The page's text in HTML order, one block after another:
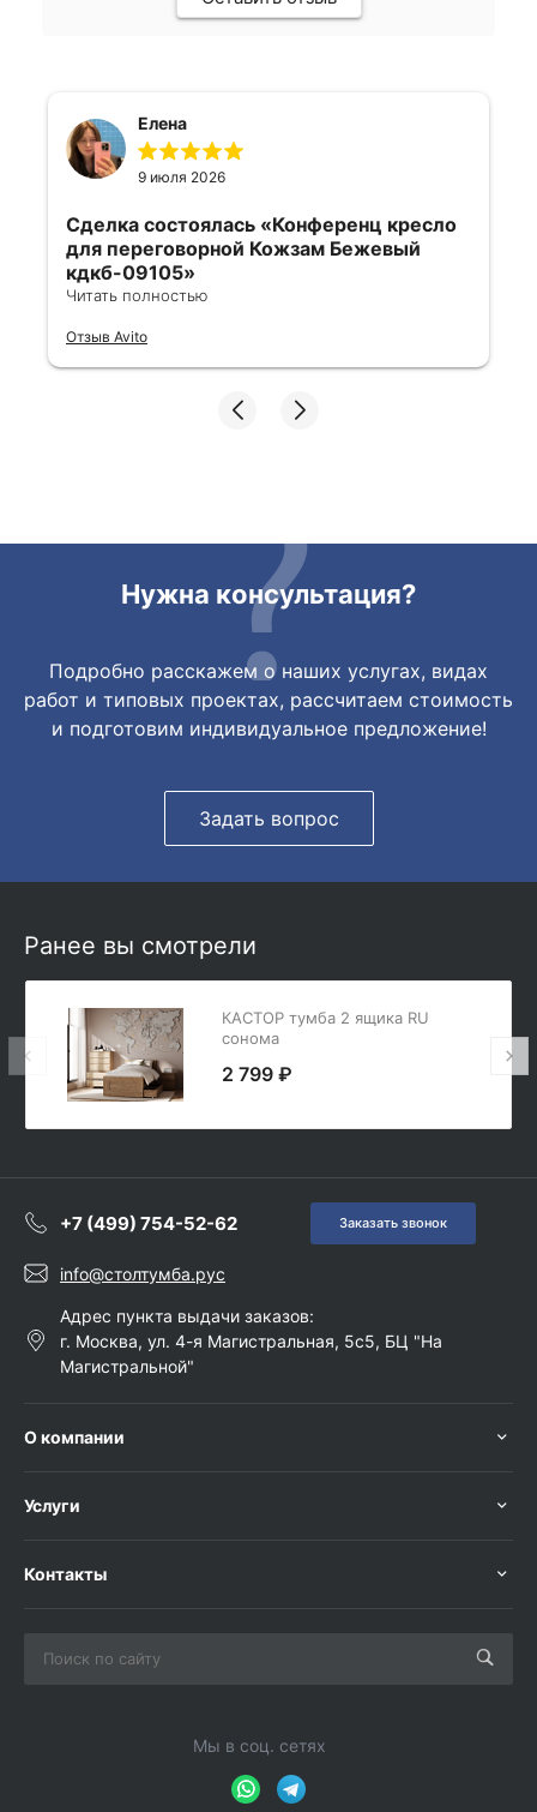
Елена
9 июля 2026
Сделка состоялась «Конференц кресло
для переговорной Кожзам Бежевый
кдкб-09105»
ответы очень быстрые, всегда на связи.
Все подробно сфотографировали перед
складах их переместили на один. Так же
Читать полностью
Отзыв Avito
Нужна консультация?
Подробно расскажем о наших услугах, видах
работ и типовых проектах, рассчитаем стоимость
и подготовим индивидуальное предложение!
Задать вопрос
Ранее вы смотрели
КАСТОР тумба 2 ящика RU
сонома
2 799 ₽
+7 (499) 754-52-62 Заказать звонок
info@столтумба.рус
Адрес пункта выдачи заказов:
г. Москва, ул. 4-я Магистральная, 5с5, БЦ "На
Магистральной"
О компании
Услуги
Контакты
Мы в соц. сетях